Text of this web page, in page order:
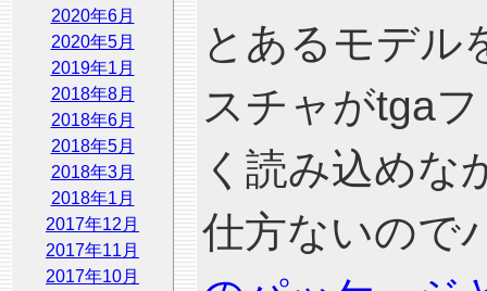
2020年6月
2020年5月
2019年1月
2018年8月
2018年6月
2018年5月
2018年3月
2018年1月
2017年12月
2017年11月
2017年10月
とあるモデル
スチャがtga
く読み込めな
仕方ないので